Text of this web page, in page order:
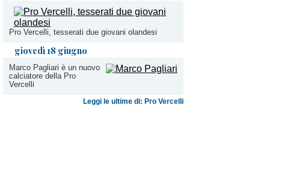
Pro Vercelli, tesserati due giovani olandesi
giovedì 18 giugno
Marco Pagliari è un nuovo
calciatore della Pro
Vercelli
Leggi le ultime di: Pro Vercelli